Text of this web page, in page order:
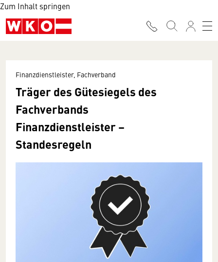
Zum Inhalt springen
Finanzdienstleister, Fachverband
Träger des Gütesiegels des
Fachverbands
Finanzdienstleister –
Standesregeln